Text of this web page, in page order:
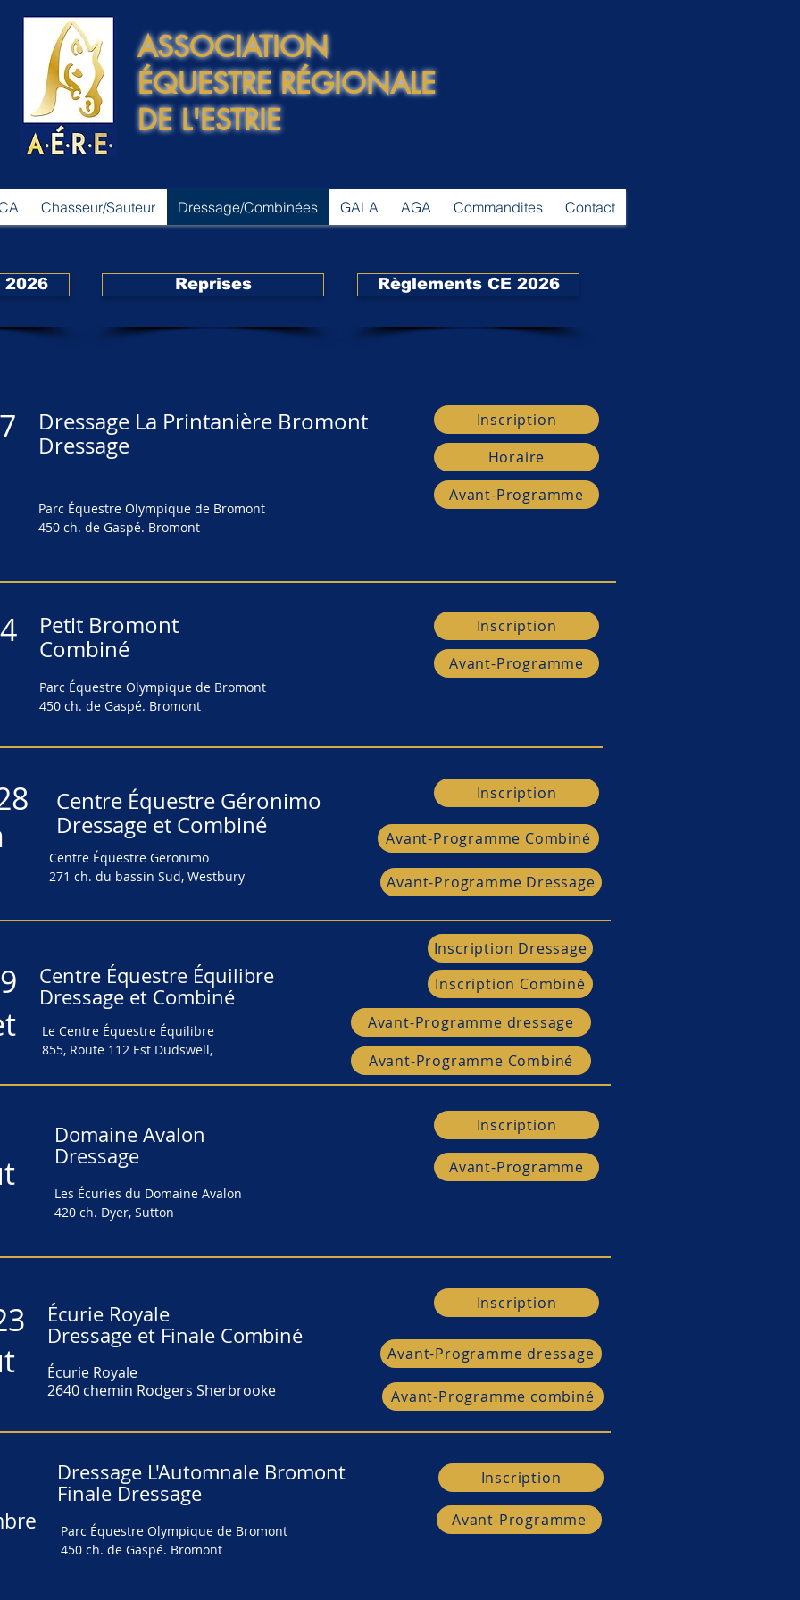
ASSOCIATION
ÉQUESTRE RÉGIONALE
DE L'ESTRIE
Chasseur/Sauteur Dressage/Combinées GALA AGA Commandites Contact
2026 Reprises Règlements CE 2026
Domaine Avalon (Dressage seulement)
420 ch. Dyer, Sutton
Parc Équestre Olympique de Bromont
450 ch. de Gaspé. Bromont
Avant-Programme
Écurie Royale
2460 ch. Rodgers, North Hatley
Avant-Programme
Domaine Avalon (Dressage seulement)
Les Écuries du Domaine Avalon
420 ch. Dyer, Sutton
Inscription
Avant-Programme
Bromont - Finale (Dressage seulement)
Futurités
Les Écuries du Domaine Avalon
420 ch. Dyer, Sutton
Dressage La Printanière Bromont
Dressage
Parc Équestre Olympique de Bromont
450 ch. de Gaspé. Bromont
Inscription
Horaire
Avant-Programme
Avant-Programme
Centre Équestre Équilibre
Le Centre Équestre Équilibre
855, Route 112 Est Dudswell,
Inscription
Avant-Programme
Domaine Avalon
Les Écuries du Domaine Avalon
420 ch. Dyer, Sutton
Inscription
Écurie Royale
Écurie Royale
2640 chemin Rodgers Sherbrooke
Inscription
Avant-Programme
Parc Équestre Olympique Bromont
Finale
Inscription
Centre Équestre Géronimo
Centre Équestre Geronimo
271 ch. du bassin Sud, Westbury
Petit Bromont
Combiné
Parc Équestre Olympique de Bromont
450 ch. de Gaspé. Bromont
Inscription
Avant-Programme
Centre Équestre Géronimo
Dressage et Combiné
Centre Équestre Geronimo
271 ch. du bassin Sud, Westbury
Inscription
Avant-Programme Combiné
Avant-Programme Dressage
Centre Équestre Équilibre
Dressage et Combiné
Le Centre Équestre Équilibre
855, Route 112 Est Dudswell,
Inscription Dressage
Inscription Combiné
Avant-Programme dressage
Avant-Programme Combiné
Domaine Avalon
Dressage
Les Écuries du Domaine Avalon
420 ch. Dyer, Sutton
Inscription
Avant-Programme
Écurie Royale
Dressage et Finale Combiné
Écurie Royale
2640 chemin Rodgers Sherbrooke
Inscription
Avant-Programme dressage
Avant-Programme combiné
Dressage L'Automnale Bromont
Finale Dressage
Parc Équestre Olympique de Bromont
450 ch. de Gaspé. Bromont
Inscription
Avant-Programme